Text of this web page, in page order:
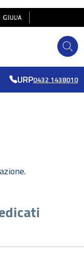
URP0432 1438010